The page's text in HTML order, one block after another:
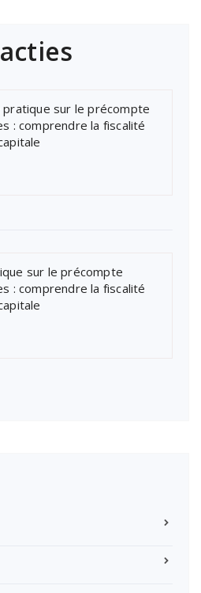
pratique sur le précompte
: comprendre la fiscalité
sur le précompte
: comprendre la fiscalité